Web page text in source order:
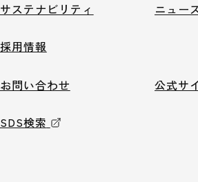
サステナビリティ ニュー
採用情報
お問い合わせ 公式サ
SDS検索